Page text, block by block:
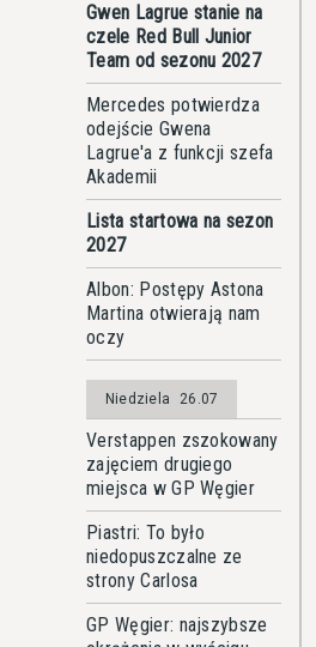
Gwen Lagrue stanie na
czele Red Bull Junior
Team od sezonu 2027
Mercedes potwierdza
odejście Gwena
Lagrue'a z funkcji szefa
Akademii
Lista startowa na sezon
2027
Albon: Postępy Astona
Martina otwierają nam
oczy
Niedziela 26.07
Verstappen zszokowany
zajęciem drugiego
miejsca w GP Węgier
Piastri: To było
niedopuszczalne ze
strony Carlosa
GP Węgier: najszybsze